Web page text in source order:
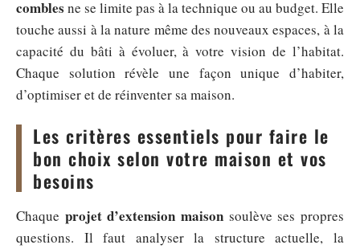
combles ne se limite pas à la technique ou au budget. Elle
touche aussi à la nature même des nouveaux espaces, à la
capacité du bâti à évoluer, à votre vision de l’habitat.
Chaque solution révèle une façon unique d’habiter,
d’optimiser et de réinventer sa maison.
Les critères essentiels pour faire le
bon choix selon votre maison et vos
besoins
Chaque projet d’extension maison soulève ses propres
questions. Il faut analyser la structure actuelle, la